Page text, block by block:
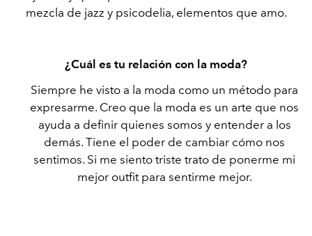
mezcla de jazz y psicodelia, elementos que amo.
¿Cuál es tu relación con la moda?
Siempre he visto a la moda como un método para
expresarme. Creo que la moda es un arte que nos
ayuda a definir quienes somos y entender a los
demás. Tiene el poder de cambiar cómo nos
sentimos. Si me siento triste trato de ponerme mi
mejor outfit para sentirme mejor.